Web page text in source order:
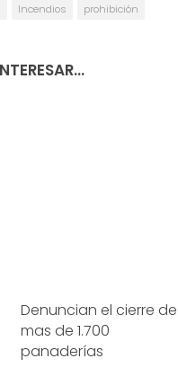
Incendios prohibición
Denuncian el cierre de
mas de 1.700
panaderías